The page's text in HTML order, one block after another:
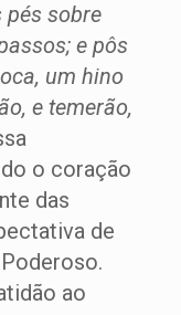
pés sobre
e pôs
um hino
e temerão,
o coração
das
de
ao